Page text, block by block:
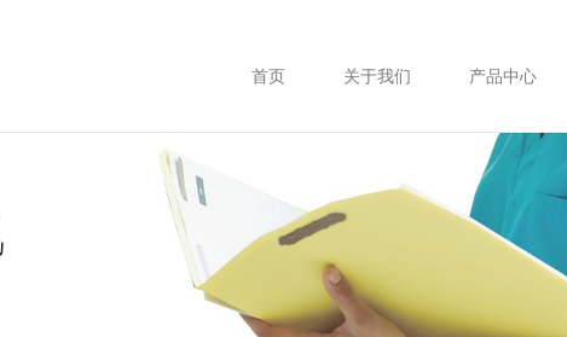
首页 关于我们 产品中心